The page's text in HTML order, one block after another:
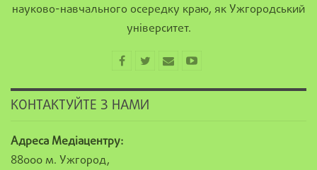
науково-навчального осередку краю, як Ужгородський
університет.
КОНТАКТУЙТЕ З НАМИ
Адреса Медіацентру:
88000 м. Ужгород,